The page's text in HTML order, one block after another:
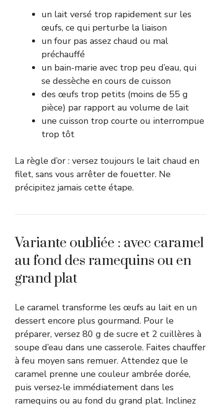
un lait versé trop rapidement sur les
œufs, ce qui perturbe la liaison
un four pas assez chaud ou mal
préchauffé
un bain-marie avec trop peu d’eau, qui
se dessèche en cours de cuisson
des œufs trop petits (moins de 55 g
pièce) par rapport au volume de lait
une cuisson trop courte ou interrompue
trop tôt
La règle d’or : versez toujours le lait chaud en
filet, sans vous arrêter de fouetter. Ne
précipitez jamais cette étape.
Variante oubliée : avec caramel
au fond des ramequins ou en
grand plat
Le caramel transforme les œufs au lait en un
dessert encore plus gourmand. Pour le
préparer, versez 80 g de sucre et 2 cuillères à
soupe d’eau dans une casserole. Faites chauffer
à feu moyen sans remuer. Attendez que le
caramel prenne une couleur ambrée dorée,
puis versez-le immédiatement dans les
ramequins ou au fond du grand plat. Inclinez